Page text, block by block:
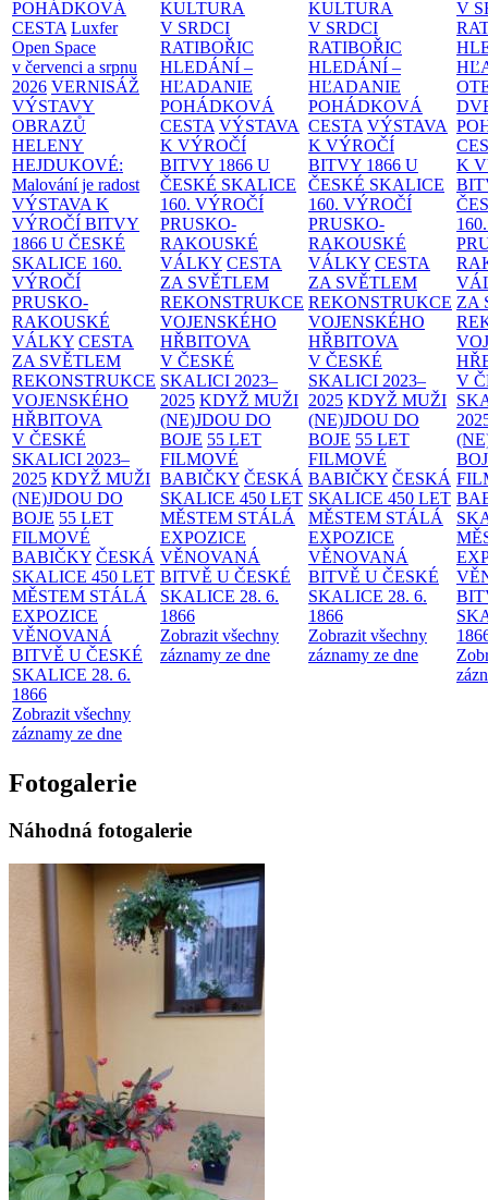
POHÁDKOVÁ
CESTA Luxfer
Open Space
v červenci a srpnu
2026 VERNISÁŽ
VÝSTAVY
OBRAZŮ
HELENY
HEJDUKOVÉ:
Malování je radost
VÝSTAVA K
VÝROČÍ BITVY
1866 U ČESKÉ
SKALICE 160.
VÝROČÍ
PRUSKO-
RAKOUSKÉ
VÁLKY CESTA
ZA SVĚTLEM
REKONSTRUKCE
VOJENSKÉHO
HŘBITOVA
V ČESKÉ
SKALICI 2023–
2025 KDYŽ MUŽI
(NE)JDOU DO
BOJE 55 LET
FILMOVÉ
BABIČKY ČESKÁ
SKALICE 450 LET
MĚSTEM STÁLÁ
EXPOZICE
VĚNOVANÁ
BITVĚ U ČESKÉ
SKALICE 28. 6.
1866
Zobrazit všechny
záznamy ze dne
KULTURA
V SRDCI
RATIBOŘIC
HLEDÁNÍ –
HĽADANIE
POHÁDKOVÁ
CESTA VÝSTAVA
K VÝROČÍ
BITVY 1866 U
ČESKÉ SKALICE
160. VÝROČÍ
PRUSKO-
RAKOUSKÉ
VÁLKY CESTA
ZA SVĚTLEM
REKONSTRUKCE
VOJENSKÉHO
HŘBITOVA
V ČESKÉ
SKALICI 2023–
2025 KDYŽ MUŽI
(NE)JDOU DO
BOJE 55 LET
FILMOVÉ
BABIČKY ČESKÁ
SKALICE 450 LET
MĚSTEM STÁLÁ
EXPOZICE
VĚNOVANÁ
BITVĚ U ČESKÉ
SKALICE 28. 6.
1866
Zobrazit všechny
záznamy ze dne
KULTURA
V SRDCI
RATIBOŘIC
HLEDÁNÍ –
HĽADANIE
POHÁDKOVÁ
CESTA VÝSTAVA
K VÝROČÍ
BITVY 1866 U
ČESKÉ SKALICE
160. VÝROČÍ
PRUSKO-
RAKOUSKÉ
VÁLKY CESTA
ZA SVĚTLEM
REKONSTRUKCE
VOJENSKÉHO
HŘBITOVA
V ČESKÉ
SKALICI 2023–
2025 KDYŽ MUŽI
(NE)JDOU DO
BOJE 55 LET
FILMOVÉ
BABIČKY ČESKÁ
SKALICE 450 LET
MĚSTEM STÁLÁ
EXPOZICE
VĚNOVANÁ
BITVĚ U ČESKÉ
SKALICE 28. 6.
1866
Zobrazit všechny
záznamy ze dne
V
K
ZA
V
Fotogalerie
Náhodná fotogalerie